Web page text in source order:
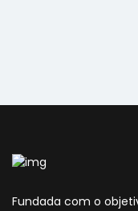
Fundada com o